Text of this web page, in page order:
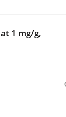
1 mg/g,